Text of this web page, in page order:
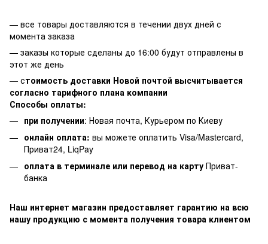
— все товары доставляются в течении двух дней с
момента заказа
— заказы которые сделаны до 16:00 будут отправлены в
этот же день
— стоимость доставки Новой почтой высчитывается
согласно тарифного плана компании
Способы оплаты:
при получении: Новая почта, Курьером по Киеву
онлайн оплата: вы можете оплатить Visa/Mastercard,
Приват24, LiqPay
оплата в терминале или перевод на карту Приват-
банка
Наш интернет магазин предоставляет гарантию на всю
нашу продукцию с момента получения товара клиентом